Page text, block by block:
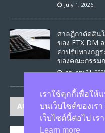
July 1, 2026
ศาลฏีกาตัดสิน
ของ FTX DM
ค่าปรับทางกฏ
ของคณะกรรม
January 31,
AUTHORS
เราใช้คุกกี้เพื่อให้
บนเว็บไซต์ของเร
เว็บไซต์นี้ต่อไป เ
Learn more